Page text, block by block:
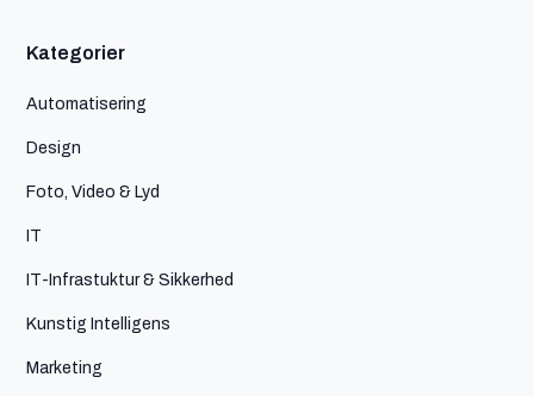
Kategorier
Automatisering
Design
Foto, Video & Lyd
IT
IT-Infrastuktur & Sikkerhed
Kunstig Intelligens
Marketing